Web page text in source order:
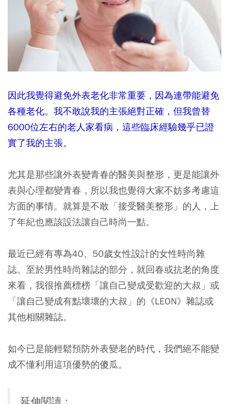
因此我覺得避免外表老化非常重要，因為連帶能避免
各種老化。我不敢說我的主張絕對正確，但我曾替
6000位左右的老人家看病，這些臨床經驗幾乎已證
實了我的主張。
尤其是那些讓外表變青春的醫美與整形，更是能讓外
表與心理都變青春，所以我也覺得大家不妨多考慮這
方面的事情。就算是不敢「接受醫美整形」的人，上
了年紀也應該設法讓自己時尚一點。
最近已經有專為40、50歲女性設計的女性時尚雜
誌。至於男性時尚雜誌的部分，就回春或抗老的角度
來看，我很推薦標榜「讓自己變成受歡迎的大叔」或
「讓自己變成有點壞壞的大叔」的《LEON》雜誌或
其他相關雜誌。
如今已是能輕鬆預防外表變老的時代，我們絕不能變
成不懂利用這項優勢的傻瓜。